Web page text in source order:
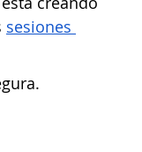
sesiones